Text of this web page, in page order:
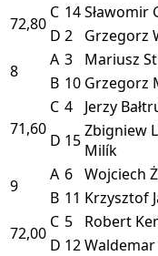
72,80
C 14Sławomir
D 2 Grzegorz
8
A 3 Mariusz
B 10 Grzegorz
71,60
C 4 Jerzy
D 15Zbigniew
Milík
9
A 6 Wojciech
B 11 Krzysztof
72,00
C 5 Robert
D 12Waldemar